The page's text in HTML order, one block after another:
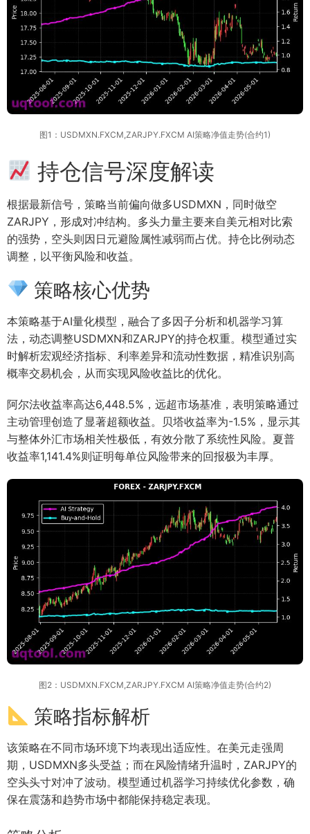
图1：USDMXN.FXCM,ZARJPY.FXCM AI策略净值走势(合约1)
持仓信号深度解读
根据最新信号，策略当前偏向做多USDMXN，同时做空
ZARJPY，形成对冲结构。多头力量主要来自美元相对比索
的强势，空头则因日元避险属性减弱而占优。持仓比例动态
调整，以平衡风险和收益。
策略核心优势
本策略基于AI量化模型，融合了多因子分析和机器学习算
法，动态调整USDMXN和ZARJPY的持仓权重。模型通过实
时解析宏观经济指标、利率差异和流动性数据，精准识别高
概率交易机会，从而实现风险收益比的优化。
阿尔法收益率高达6,448.5%，远超市场基准，表明策略通过
主动管理创造了显著超额收益。贝塔收益率为-1.5%，显示其
与整体外汇市场相关性极低，有效分散了系统性风险。夏普
收益率1,141.4%则证明每单位风险带来的回报极为丰厚。
图2：USDMXN.FXCM,ZARJPY.FXCM AI策略净值走势(合约2)
策略指标解析
该策略在不同市场环境下均表现出适应性。在美元走强周
期，USDMXN多头受益；而在风险情绪升温时，ZARJPY的
空头头寸对冲了波动。模型通过机器学习持续优化参数，确
保在震荡和趋势市场中都能保持稳定表现。